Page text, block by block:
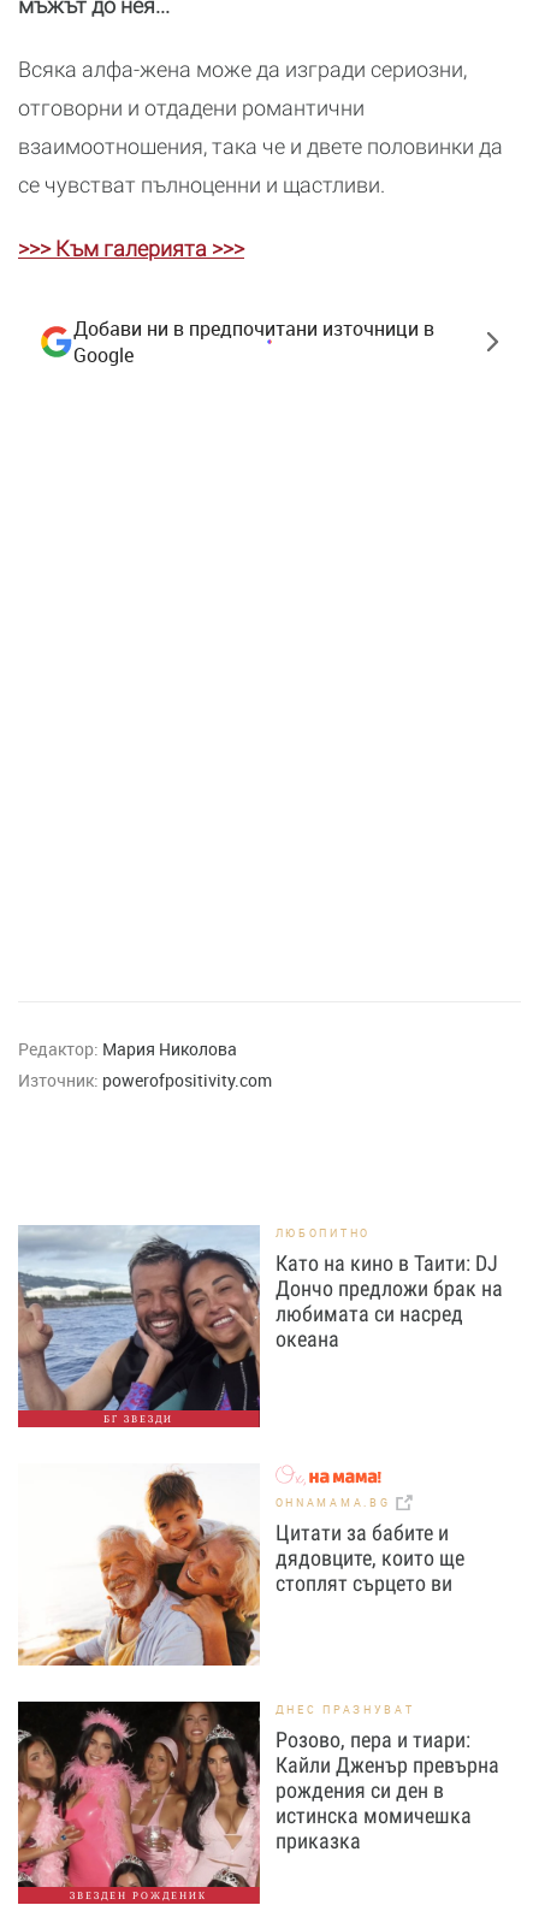
мъжът до нея...
Всяка алфа-жена може да изгради сериозни,
отговорни и отдадени романтични
взаимоотношения, така че и двете половинки да
се чувстват пълноценни и щастливи.
>>> Към галерията >>>
Добави ни в предпочитани източници в
Google
Редактор: Мария Николова
Източник: powerofpositivity.com
БГ ЗВЕЗДИ
ЛЮБОПИТНО
Като на кино в Таити: DJ
Дончо предложи брак на
любимата си насред
океана
OHNAMAMA.BG
Цитати за бабите и
дядовците, които ще
стоплят сърцето ви
ЗВЕЗДЕН РОЖДЕНИК
ДНЕС ПРАЗНУВАТ
Розово, пера и тиари:
Кайли Дженър превърна
рождения си ден в
истинска момичешка
приказка